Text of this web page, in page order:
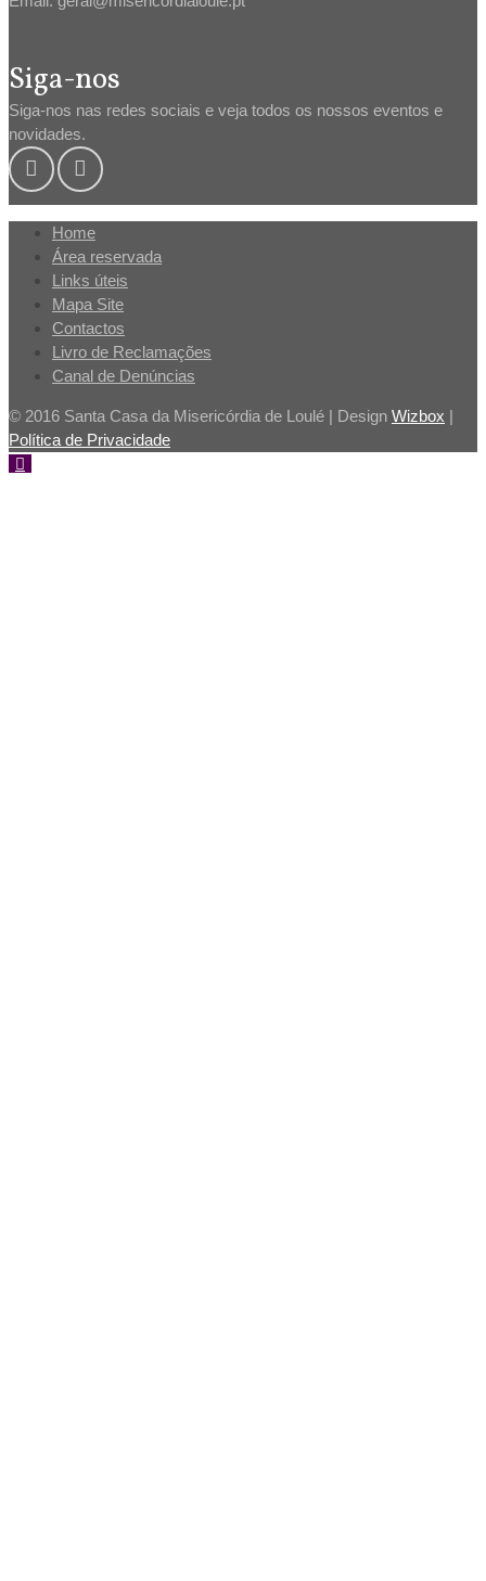
Siga-nos
Siga-nos nas redes sociais e veja todos os nossos eventos e
novidades.
Home
Área reservada
Links úteis
Mapa Site
Contactos
Livro de Reclamações
Canal de Denúncias
© 2016 Santa Casa da Misericórdia de Loulé | Design Wizbox |
Política de Privacidade